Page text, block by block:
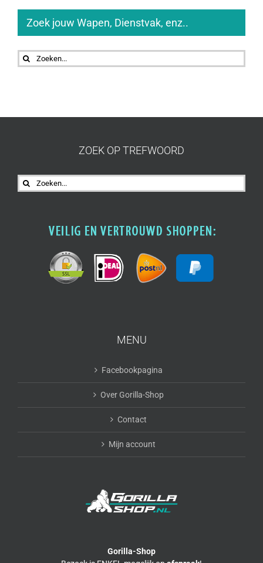
Zoek jouw Wapen, Dienstvak, enz..
Zoeken
naar:
ZOEK OP TREFWOORD
Zoeken
naar:
MENU
Facebookpagina
Over Gorilla-Shop
Contact
Mijn account
Gorilla-Shop